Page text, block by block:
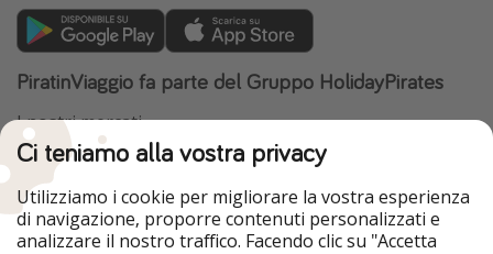
PiratinViaggio fa parte del Gruppo HolidayPirates
I nostri mercati
HolidayPirates
VakantiePiraten
WakacyjniPiraci
Ferienpiraten
Urlaubspiraten
Urlaubspiraten
ViajerosPiratas
TravelPirates
Ci teniamo alla vostra privacy
Utilizziamo i cookie per migliorare la vostra esperienza
di navigazione, proporre contenuti personalizzati e
analizzare il nostro traffico. Facendo clic su "Accetta